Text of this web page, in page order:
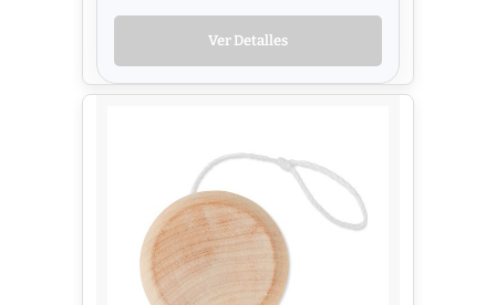
Ver Detalles